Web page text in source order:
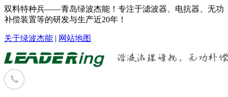
双料特种兵——青岛绿波杰能！专注于滤波器、电抗器、无功
补偿装置等的研发与生产近20年！
关于绿波杰能 | 网站地图